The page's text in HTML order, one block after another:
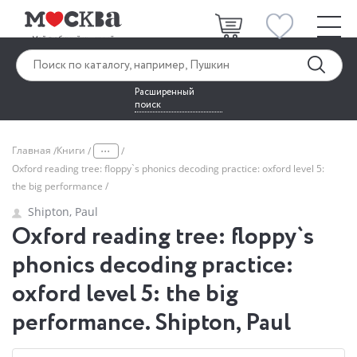
Расширенный
поиск
Главная Книги ...
Oxford reading tree: floppy`s phonics decoding practice: oxford level 5:
the big performance
Shipton, Paul
Oxford reading tree: floppy`s
phonics decoding practice:
oxford level 5: the big
performance. Shipton, Paul